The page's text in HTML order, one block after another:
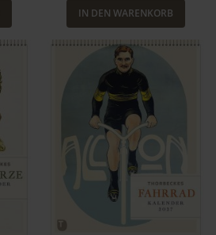
IN DEN WARENKORB